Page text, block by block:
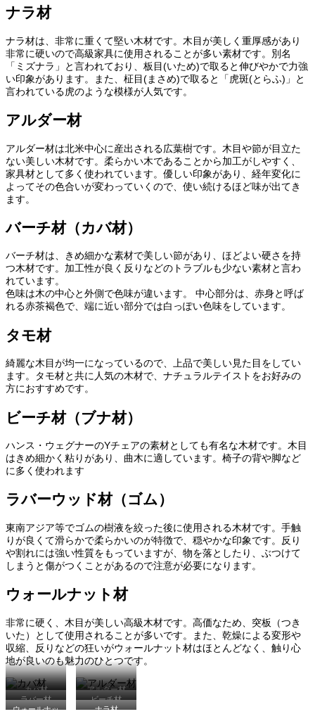
ナラ材
ナラ材は、非常に重くて堅い木材です。木目が美しく重厚感があり
非常に硬いので高級家具に使用されることが多い素材です。別名
「ミズナラ」と言われており、板目(いため)で取ると伸びやかで力強
い印象があります。また、柾目(まさめ)で取ると「虎斑(とらふ)」と
言われている虎のような模様が人気です。
アルダー材
アルダー材は北米中心に産出される広葉樹です。木目や節が目立た
ない美しい木材です。柔らかい木であることから加工がしやすく、
家具材として多く使われています。優しい印象があり、経年変化に
よってその色合いが変わっていくので、使い続けるほど味が出てき
ます。
バーチ材（カバ材）
バーチ材は、きめ細かな素材で美しい節があり、ほどよい硬さを持
つ木材です。加工性が良く反りなどのトラブルも少ない素材と言わ
れています。
色味は木の中心と外側で色味が違います。 中心部分は、赤身と呼ば
れる赤茶褐色で、端に近い部分では白っぽい色味をしています。
タモ材
綺麗な木目が均一になっているので、上品で美しい見た目をしてい
ます。タモ材と共に人気の木材で、ナチュラルテイストをお好みの
方におすすめです。
ビーチ材（ブナ材）
ハンス・ウェグナーのYチェアの素材としても有名な木材です。木目
はきめ細かく粘りがあり、曲木に適しています。椅子の背や脚など
に多く使われます
ラバーウッド材（ゴム）
東南アジア等でゴムの樹液を絞った後に使用される木材です。手触
りが良くて滑らかで柔らかいのが特徴で、穏やかな印象です。反り
や割れには強い性質をもっていますが、物を落としたり、ぶつけて
しまうと傷がつくことがあるので注意が必要になります。
ウォールナット材
非常に硬く、木目が美しい高級木材です。高価なため、突板（つき
いた）として使用されることが多いです。また、乾燥による変形や
収縮、反りなどの狂いがウォールナット材はほとんどなく、触り心
地が良いのも魅力のひとつです。
カバ材
アルダー材
ラバー材
ビーチ材
ウォールナッ
ナラ材